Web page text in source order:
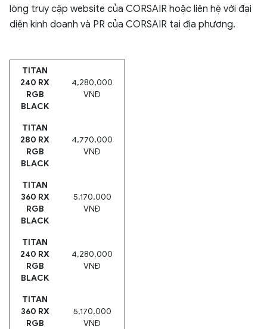
lòng truy cập website của CORSAIR hoặc liên hệ với đại
diện kinh doanh và PR của CORSAIR tại địa phương.
TITAN
240 RX
RGB
BLACK
4,280,000
VNĐ
TITAN
280 RX
RGB
BLACK
4,770,000
VNĐ
TITAN
360 RX
RGB
BLACK
5,170,000
VNĐ
TITAN
240 RX
RGB
BLACK
4,280,000
VNĐ
TITAN
360 RX
RGB
5,170,000
VNĐ